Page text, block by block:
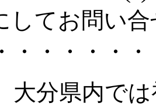
してお問い
・・・・・
大分県内で